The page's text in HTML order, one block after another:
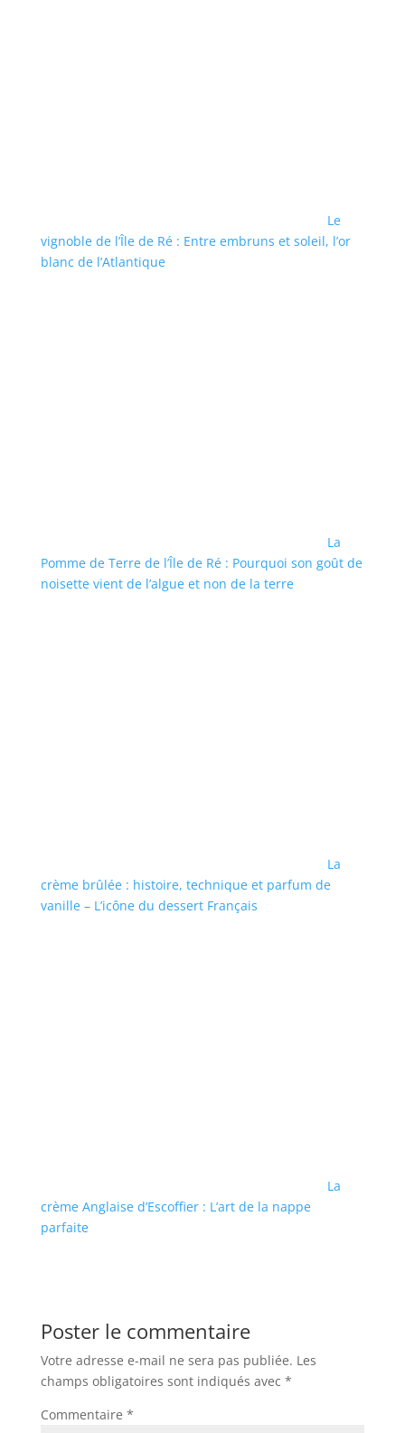
Le
vignoble de l’Île de Ré : Entre embruns et soleil, l’or
blanc de l’Atlantique
La
Pomme de Terre de l’Île de Ré : Pourquoi son goût de
noisette vient de l’algue et non de la terre
La
crème brûlée : histoire, technique et parfum de
vanille – L’icône du dessert Français
La
crème Anglaise d’Escoffier : L’art de la nappe
parfaite
Poster le commentaire
Votre adresse e-mail ne sera pas publiée. Les
champs obligatoires sont indiqués avec *
Commentaire *